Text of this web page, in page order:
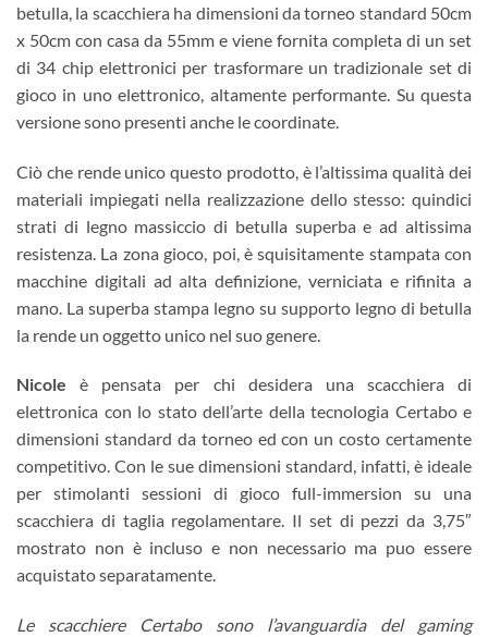
betulla, la scacchiera ha dimensioni da torneo standard 50cm
x 50cm con casa da 55mm e viene fornita completa di un set
di 34 chip elettronici per trasformare un tradizionale set di
gioco in uno elettronico, altamente performante. Su questa
versione sono presenti anche le coordinate.
Ciò che rende unico questo prodotto, è l’altissima qualità dei
materiali impiegati nella realizzazione dello stesso: quindici
strati di legno massiccio di betulla superba e ad altissima
resistenza. La zona gioco, poi, è squisitamente stampata con
macchine digitali ad alta definizione, verniciata e rifinita a
mano. La superba stampa legno su supporto legno di betulla
la rende un oggetto unico nel suo genere.
Nicoleè pensata per chi desidera una scacchiera di
elettronica con lo stato dell’arte della tecnologia Certabo e
dimensioni standard da torneo ed con un costo certamente
competitivo. Con le sue dimensioni standard, infatti, è ideale
per stimolanti sessioni di gioco full-immersion su una
scacchiera di taglia regolamentare. Il set di pezzi da 3,75″
mostrato non è incluso e non necessario ma puo essere
acquistato separatamente.
Le scacchiere Certabo sono l’avanguardia del gaming